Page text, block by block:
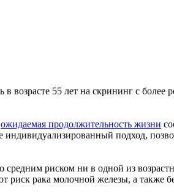
возрасте 55 лет на скрининг с более
ожидаемая продолжительность жизни
подход,
риском ни в одной из
риск рака молочной железы, а также